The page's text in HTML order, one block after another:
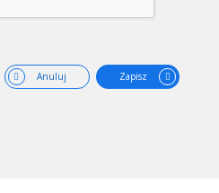
Zapisz
Anuluj